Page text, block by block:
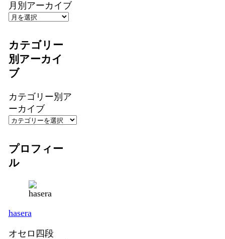
月別アーカイブ
カテゴリー
別アーカイ
ブ
カテゴリー別ア
ーカイブ
プロフィー
ル
hasera
オセロ四段